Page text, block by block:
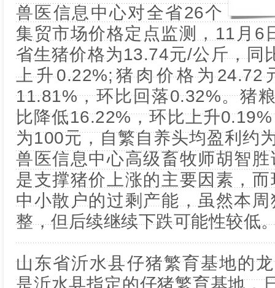
兽医信息中心对全省26个
集贸市场价格定点监测，11月6
省生猪价格为13.74元/公斤，同
上升0.22%;猪肉价格为
11.81%，环比回落0.32%。猪
比降低16.22%，环比上升
为100元，自繁自养头均盈利约
兽医信息中心高级畜牧师胡智
是支撑猪价上涨的主要因素，
中小散户的过剩产能，虽然本
整，但后续继续下跌可能性较低
山东省沂水县仔猪繁育基地的
是沂水县指定的仔猪繁育基地，